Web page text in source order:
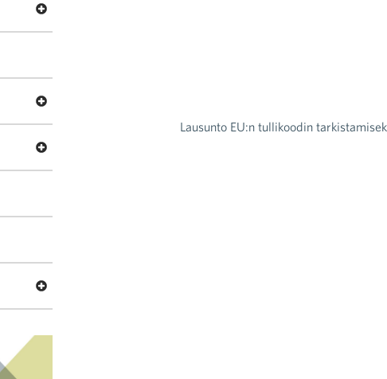
Lausunto EU:n tullikoodin
Avaa valikko Häiriötilanteisiin varautuminen
Avaa valikko Tarinoita kaupan alalta
Avaa valikko Ajankohtaista Kaupan liitossa
Avaa valikko Seuraa toimintaamme